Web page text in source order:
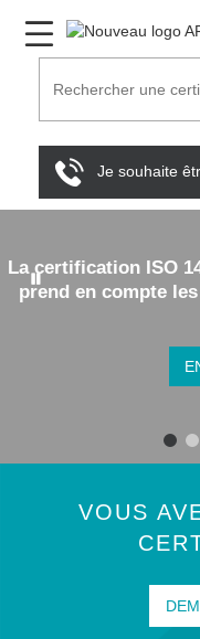
Je souhaite
La certification ISO
prend en compte
VOUS